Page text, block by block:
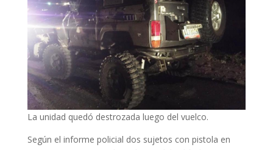
La unidad quedó destrozada luego del vuelco.
Según el informe policial dos sujetos con pistola en